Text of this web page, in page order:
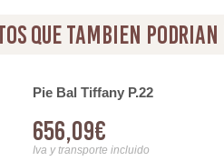
que tambien
Pie Bal Tiffany P.22
656,09€
Iva y transporte incluido